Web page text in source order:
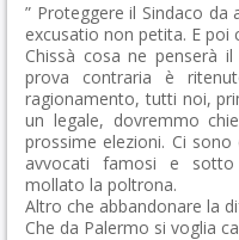
” Proteggere il Sindaco da
excusatio non petita. E poi
Chissà cosa ne penserà
prova contraria è
ragionamento, tutti noi,
un legale, dovremmo
prossime elezioni. Ci
avvocati famosi e sotto
mollato la poltrona.
Altro che abbandonare la
Che da Palermo si voglia